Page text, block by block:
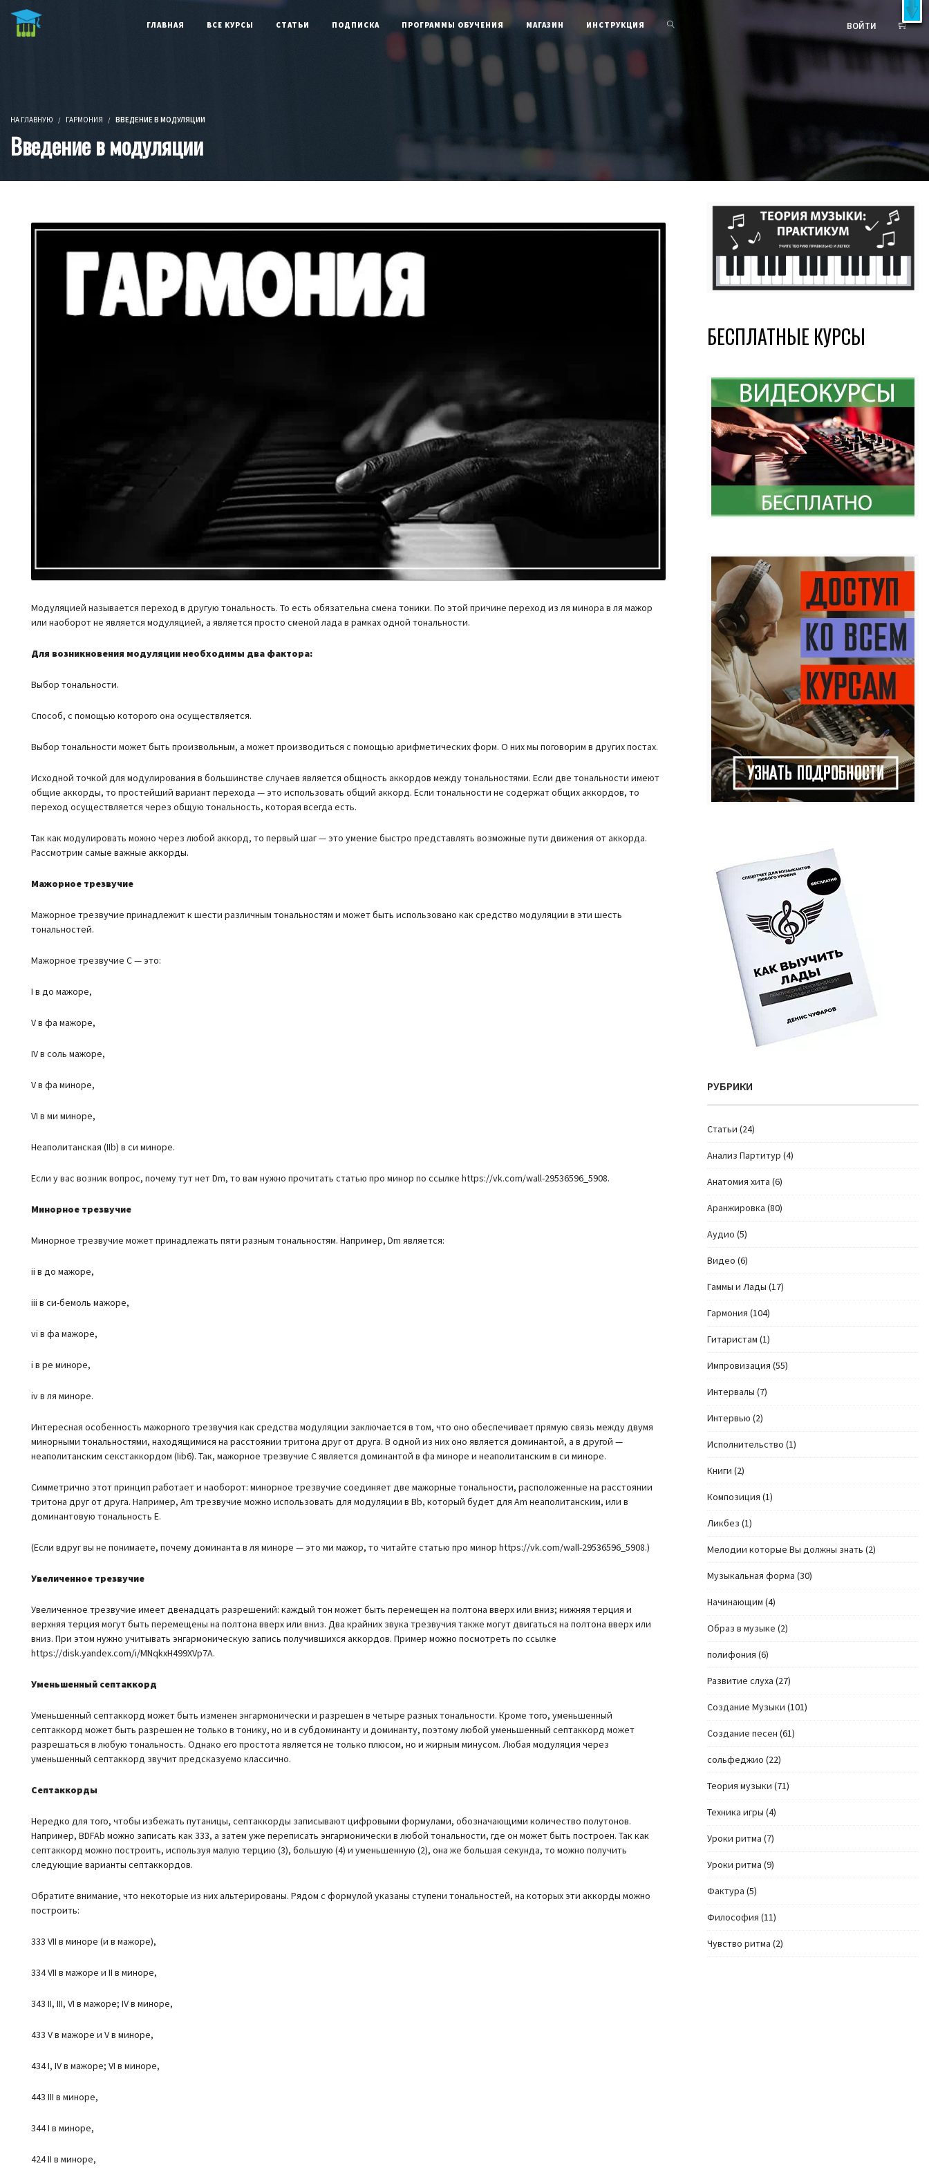
Бесплатные видеокурсы и книги
ГЛАВНАЯ ВСЕ КУРСЫ СТАТЬИ ПОДПИСКА ПРОГРАММЫ ОБУЧЕНИЯ МАГАЗИН ИНСТРУКЦИЯ ВОЙТИ
НА ГЛАВНУЮ ГАРМОНИЯ ВВЕДЕНИЕ В МОДУЛЯЦИИ
Введение в модуляции
Модуляцией называется переход в другую тональность. То есть обязательна смена тоники. По этой причине переход из ля минора в ля мажор
или наоборот не является модуляцией, а является просто сменой лада в рамках одной тональности.
Для возникновения модуляции необходимы два фактора:
Выбор тональности.
Способ, с помощью которого она осуществляется.
Выбор тональности может быть произвольным, а может производиться с помощью арифметических форм. О них мы поговорим в других постах.
Исходной точкой для модулирования в большинстве случаев является общность аккордов между тональностями. Если две тональности имеют
общие аккорды, то простейший вариант перехода — это использовать общий аккорд. Если тональности не содержат общих аккордов, то
переход осуществляется через общую тональность, которая всегда есть.
Так как модулировать можно через любой аккорд, то первый шаг — это умение быстро представлять возможные пути движения от аккорда.
Рассмотрим самые важные аккорды.
Мажорное трезвучие
Мажорное трезвучие принадлежит к шести различным тональностям и может быть использовано как средство модуляции в эти шесть
тональностей.
Мажорное трезвучие C — это:
I в до мажоре,
V в фа мажоре,
IV в соль мажоре,
V в фа миноре,
VI в ми миноре,
Неаполитанская (IIb) в си миноре.
Если у вас возник вопрос, почему тут нет Dm, то вам нужно прочитать статью про минор по ссылке https://vk.com/wall-29536596_5908.
Минорное трезвучие
Минорное трезвучие может принадлежать пяти разным тональностям. Например, Dm является:
ii в до мажоре,
iii в си-бемоль мажоре,
vi в фа мажоре,
i в ре миноре,
iv в ля миноре.
Интересная особенность мажорного трезвучия как средства модуляции заключается в том, что оно обеспечивает прямую связь между двумя
минорными тональностями, находящимися на расстоянии тритона друг от друга. В одной из них оно является доминантой, а в другой —
неаполитанским секстаккордом (Iib6). Так, мажорное трезвучие C является доминантой в фа миноре и неаполитанским в си миноре.
Симметрично этот принцип работает и наоборот: минорное трезвучие соединяет две мажорные тональности, расположенные на расстоянии
тритона друг от друга. Например, Am трезвучие можно использовать для модуляции в Bb, который будет для Am неаполитанским, или в
доминантовую тональность E.
(Если вдруг вы не понимаете, почему доминанта в ля миноре — это ми мажор, то читайте статью про минор https://vk.com/wall-29536596_5908.)
Увеличенное трезвучие
Увеличенное трезвучие имеет двенадцать разрешений: каждый тон может быть перемещен на полтона вверх или вниз; нижняя терция и
верхняя терция могут быть перемещены на полтона вверх или вниз. Два крайних звука трезвучия также могут двигаться на полтона вверх или
вниз. При этом нужно учитывать энгармоническую запись получившихся аккордов. Пример можно посмотреть по ссылке
https://disk.yandex.com/i/MNqkxH499XVp7A.
Уменьшенный септаккорд
Уменьшенный септаккорд может быть изменен энгармонически и разрешен в четыре разных тональности. Кроме того, уменьшенный
септаккорд может быть разрешен не только в тонику, но и в субдоминанту и доминанту, поэтому любой уменьшенный септаккорд может
разрешаться в любую тональность. Однако его простота является не только плюсом, но и жирным минусом. Любая модуляция через
уменьшенный септаккорд звучит предсказуемо классично.
Септаккорды
Нередко для того, чтобы избежать путаницы, септаккорды записывают цифровыми формулами, обозначающими количество полутонов.
Например, BDFAb можно записать как 333, а затем уже переписать энгармонически в любой тональности, где он может быть построен. Так как
септаккорд можно построить, используя малую терцию (3), большую (4) и уменьшенную (2), она же большая секунда, то можно получить
следующие варианты септаккордов.
Обратите внимание, что некоторые из них альтерированы. Рядом с формулой указаны ступени тональностей, на которых эти аккорды можно
построить:
333 VII в миноре (и в мажоре),
334 VII в мажоре и II в миноре,
343 II, III, VI в мажоре; IV в миноре,
433 V в мажоре и V в миноре,
434 I, IV в мажоре; VI в миноре,
443 III в миноре,
344 I в миноре,
424 II в миноре,
БЕСПЛАТНЫЕ КУРСЫ
РУБРИКИ
Cтатьи (24)
Анализ Партитур (4)
Анатомия хита (6)
Аранжировка (80)
Аудио (5)
Видео (6)
Гаммы и Лады (17)
Гармония (104)
Гитаристам (1)
Импровизация (55)
Интервалы (7)
Интервью (2)
Исполнительство (1)
Книги (2)
Композиция (1)
Ликбез (1)
Мелодии которые Вы должны знать (2)
Музыкальная форма (30)
Начинающим (4)
Образ в музыке (2)
полифония (6)
Развитие слуха (27)
Создание Музыки (101)
Создание песен (61)
сольфеджио (22)
Теория музыки (71)
Техника игры (4)
Уроки ритма (7)
Уроки ритма (9)
Фактура (5)
Философия (11)
Чувство ритма (2)